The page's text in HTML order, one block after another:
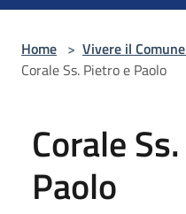
Home > Vivere il Comune
Corale Ss. Pietro e Paolo
Corale
Paolo